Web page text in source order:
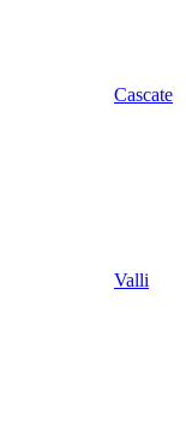
Cascate
Valli